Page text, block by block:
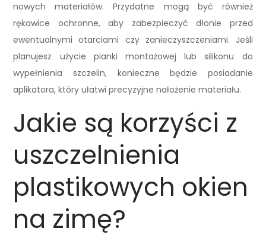
nowych materiałów. Przydatne mogą być również
rękawice ochronne, aby zabezpieczyć dłonie przed
ewentualnymi otarciami czy zanieczyszczeniami. Jeśli
planujesz użycie pianki montażowej lub silikonu do
wypełnienia szczelin, konieczne będzie posiadanie
aplikatora, który ułatwi precyzyjne nałożenie materiału.
Jakie są korzyści z
uszczelnienia
plastikowych okien
na zimę?